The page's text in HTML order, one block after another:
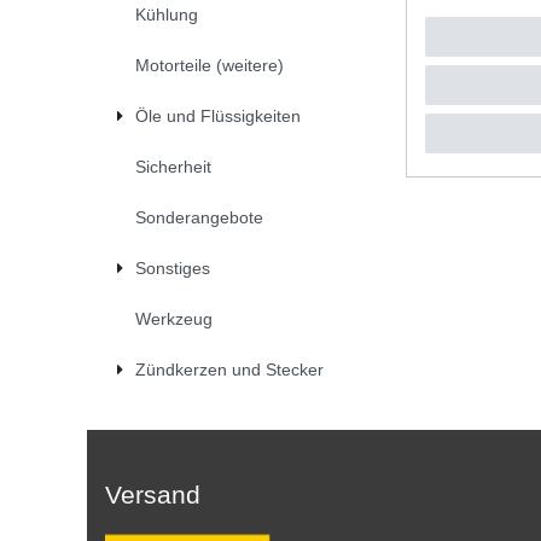
Kühlung
Motorteile (weitere)
Öle und Flüssigkeiten
Sicherheit
Sonderangebote
Sonstiges
Werkzeug
Zündkerzen und Stecker
UVP
*inkl.
Versand